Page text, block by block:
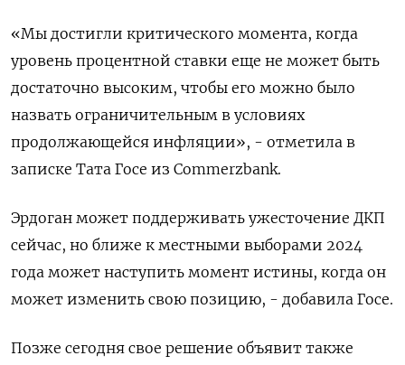
«Мы достигли критического момента, когда
уровень процентной ставки еще не может быть
достаточно высоким, чтобы его можно было
назвать ограничительным в условиях
продолжающейся инфляции», - отметила в
записке Тата Госе из Commerzbank.
Эрдоган может поддерживать ужесточение ДКП
сейчас, но ближе к местными выборами 2024
года может наступить момент истины, когда он
может изменить свою позицию, - добавила Госе.
Позже сегодня свое решение объявит также